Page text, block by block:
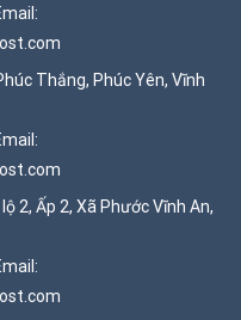
Thắng, Phúc Yên, Vĩnh
2, Ấp 2, Xã Phước Vĩnh An,